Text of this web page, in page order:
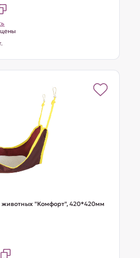
животных "Комфорт", 420*420мм